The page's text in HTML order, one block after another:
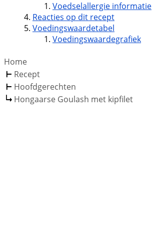
Voedselallergie informatie
Reacties op dit recept
Voedingswaardetabel
Voedingswaardegrafiek
Home
Recept
Hoofdgerechten
Hongaarse Goulash met kipfilet